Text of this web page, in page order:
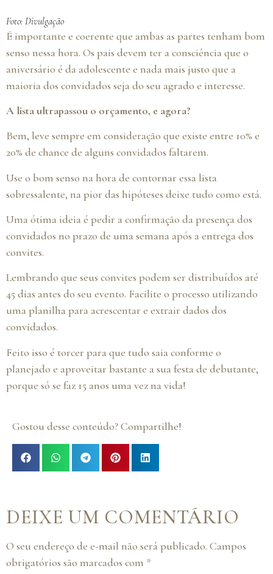
Foto: Divulgação
É importante e coerente que ambas as partes tenham bom
senso nessa hora. Os pais devem ter a consciência que o
aniversário é da adolescente e nada mais justo que a
maioria dos convidados seja do seu agrado e interesse.
A lista ultrapassou o orçamento, e agora?
Bem, leve sempre em consideração que existe entre 10% e
20% de chance de alguns convidados faltarem.
Use o bom senso na hora de contornar essa lista
sobressalente, na pior das hipóteses deixe tudo como está.
Uma ótima ideia é pedir a confirmação da presença dos
convidados no prazo de uma semana após a entrega dos
convites.
Lembrando que seus convites podem ser distribuídos até
45 dias antes do seu evento. Facilite o processo utilizando
uma planilha para acrescentar e extrair dados dos
convidados.
Feito isso é torcer para que tudo saia conforme o
planejado e aproveitar bastante a sua festa de debutante,
porque só se faz 15 anos uma vez na vida!
Gostou desse conteúdo? Compartilhe!
DEIXE UM COMENTÁRIO
O seu endereço de e-mail não será publicado. Campos
obrigatórios são marcados com *